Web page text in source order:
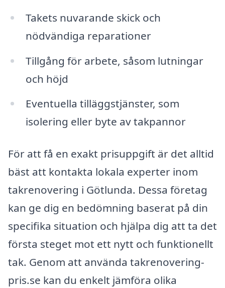
Takets nuvarande skick och
nödvändiga reparationer
Tillgång för arbete, såsom lutningar
och höjd
Eventuella tilläggstjänster, som
isolering eller byte av takpannor
För att få en exakt prisuppgift är det alltid
bäst att kontakta lokala experter inom
takrenovering i Götlunda. Dessa företag
kan ge dig en bedömning baserat på din
specifika situation och hjälpa dig att ta det
första steget mot ett nytt och funktionellt
tak. Genom att använda takrenovering-
pris.se kan du enkelt jämföra olika